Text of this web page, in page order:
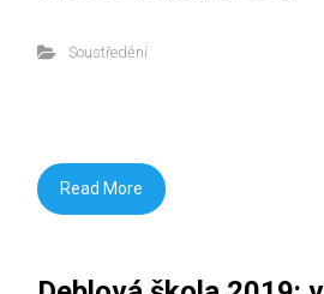
Soustředění
Read More